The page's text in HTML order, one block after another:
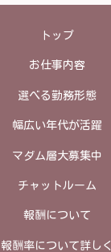
トップ
お仕事内容
選べる勤務形態
幅広い年代が活躍
マダム層大募集中
チャットルーム
報酬について
報酬率について詳しく